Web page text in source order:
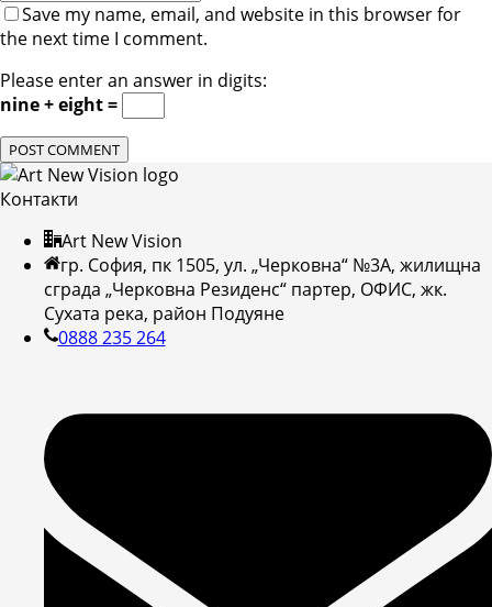
Save my name, email, and website in this browser for
the next time I comment.
Please enter an answer in digits:
nine + eight =
Контакти
Art New Vision
гр. София, пк 1505, ул. „Черковна“ №3А, жилищна
сграда „Черковна Резиденс“ партер, ОФИС, жк.
Сухата река, район Подуяне
0888 235 264